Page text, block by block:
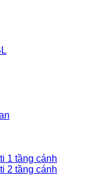
1 tầng cánh
2 tầng cánh